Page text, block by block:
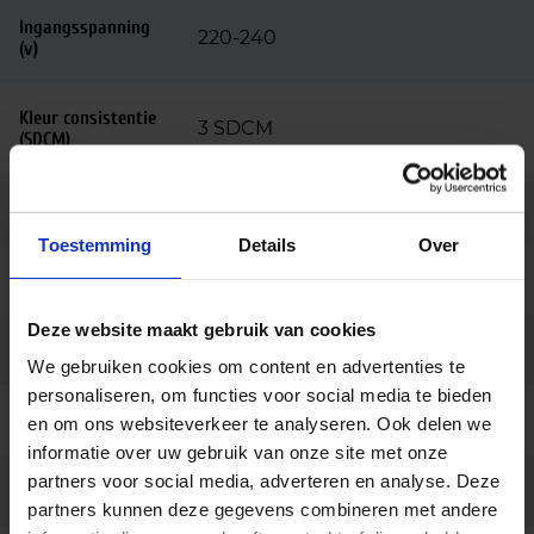
Toestemming Details Over
Deze website maakt gebruik van cookies
We gebruiken cookies om content en advertenties te
personaliseren, om functies voor social media te bieden
en om ons websiteverkeer te analyseren. Ook delen we
informatie over uw gebruik van onze site met onze
partners voor social media, adverteren en analyse. Deze
partners kunnen deze gegevens combineren met andere
Ingangsspanning
(v)
220-240
Kleur consistentie
(SDCM)
3 SDCM
Zaagmaat (mm) 145
Behuizing
Montage Inbouw
Merk Light4u